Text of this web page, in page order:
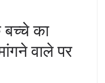
बच्चे का
वाले पर